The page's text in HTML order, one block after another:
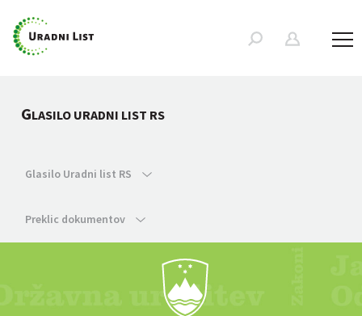
GLASILO URADNI LIST RS
Glasilo Uradni list RS
Preklic dokumentov